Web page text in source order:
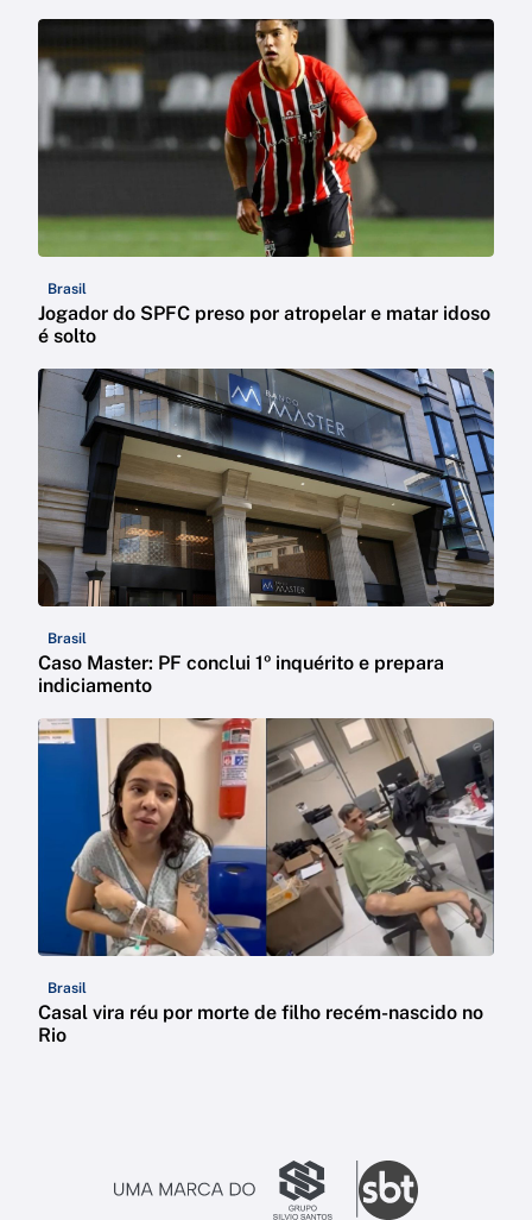
Brasil
Jogador do SPFC preso por atropelar e matar idoso
é solto
Brasil
Caso Master: PF conclui 1º inquérito e prepara
indiciamento
Brasil
Casal vira réu por morte de filho recém-nascido no
Rio